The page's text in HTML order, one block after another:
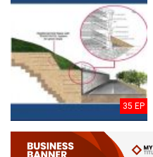
35 EP